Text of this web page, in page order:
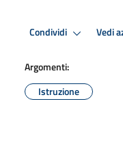
Condividi Vedi
Argomenti:
Istruzione